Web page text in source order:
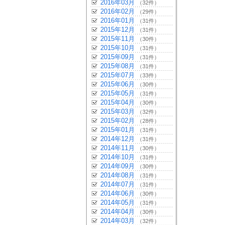
2016年03月 （32件）
2016年02月 （29件）
2016年01月 （31件）
2015年12月 （31件）
2015年11月 （30件）
2015年10月 （31件）
2015年09月 （31件）
2015年08月 （31件）
2015年07月 （33件）
2015年06月 （30件）
2015年05月 （31件）
2015年04月 （30件）
2015年03月 （32件）
2015年02月 （28件）
2015年01月 （31件）
2014年12月 （31件）
2014年11月 （30件）
2014年10月 （31件）
2014年09月 （30件）
2014年08月 （31件）
2014年07月 （31件）
2014年06月 （30件）
2014年05月 （31件）
2014年04月 （30件）
2014年03月 （32件）